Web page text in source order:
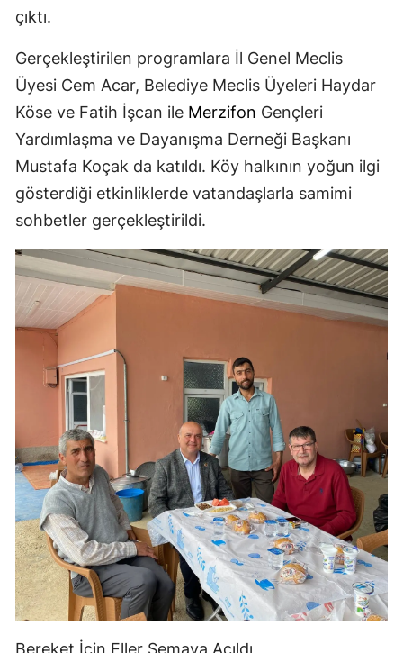
çıktı.
Gerçekleştirilen programlara İl Genel Meclis
Üyesi Cem Acar, Belediye Meclis Üyeleri Haydar
Köse ve Fatih İşcan ile Merzifon Gençleri
Yardımlaşma ve Dayanışma Derneği Başkanı
Mustafa Koçak da katıldı. Köy halkının yoğun ilgi
gösterdiği etkinliklerde vatandaşlarla samimi
sohbetler gerçekleştirildi.
Bereket İçin Eller Semaya Açıldı